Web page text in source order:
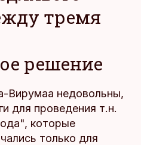
тремя
решение
Вирумаа недовольны,
для проведения т.н.
которые
только для